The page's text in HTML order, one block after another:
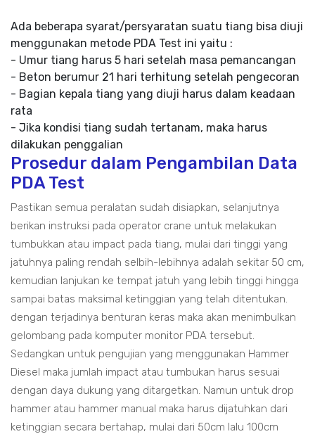
Ada beberapa syarat/persyaratan suatu tiang bisa diuji
menggunakan metode PDA Test ini yaitu :
- Umur tiang harus 5 hari setelah masa pemancangan
- Beton berumur 21 hari terhitung setelah pengecoran
- Bagian kepala tiang yang diuji harus dalam keadaan
rata
- Jika kondisi tiang sudah tertanam, maka harus
dilakukan penggalian
Prosedur dalam Pengambilan Data
PDA Test
Pastikan semua peralatan sudah disiapkan, selanjutnya
berikan instruksi pada operator crane untuk melakukan
tumbukkan atau impact pada tiang, mulai dari tinggi yang
jatuhnya paling rendah selbih-lebihnya adalah sekitar 50 cm,
kemudian lanjukan ke tempat jatuh yang lebih tinggi hingga
sampai batas maksimal ketinggian yang telah ditentukan.
dengan terjadinya benturan keras maka akan menimbulkan
gelombang pada komputer monitor PDA tersebut.
Sedangkan untuk pengujian yang menggunakan Hammer
Diesel maka jumlah impact atau tumbukan harus sesuai
dengan daya dukung yang ditargetkan. Namun untuk drop
hammer atau hammer manual maka harus dijatuhkan dari
ketinggian secara bertahap, mulai dari 50cm lalu 100cm